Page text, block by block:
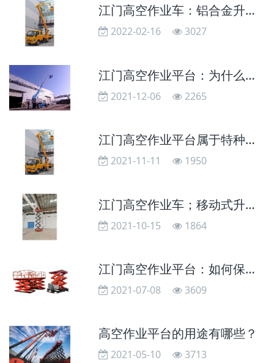
江门高空作业车：铝合金升降机的液压系统保养
2022-02-16 3027
江门高空作业平台：为什么人们越来越普及使用高空作业车
2021-12-06 2265
江门高空作业平台属于特种设备吗
2021-11-11 1950
江门高空作业车；移动式升降机剪叉升降平台
2021-10-15 1864
江门高空作业平台：如何保养升降机？
2021-07-08 3609
高空作业平台的用途有哪些？
2021-05-10 3713